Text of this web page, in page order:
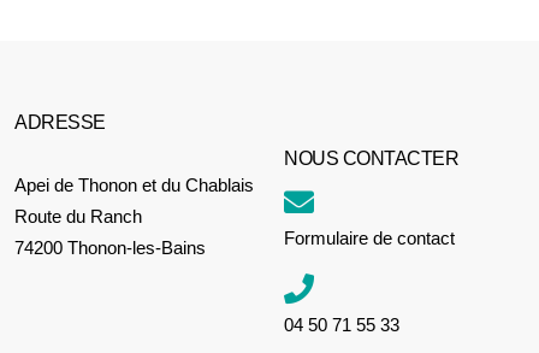
ADRESSE
Apei de Thonon et du Chablais
Route du Ranch
74200 Thonon-les-Bains
NOUS CONTACTER
Formulaire de contact
04 50 71 55 33